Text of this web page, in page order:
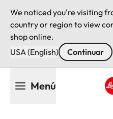
We noticed you're visiting
country or region to view
shop online.
USA (English)
Continuar
Menú